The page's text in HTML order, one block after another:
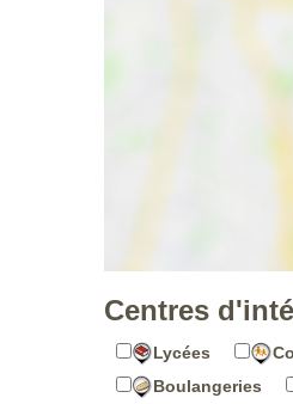
Centres
Lycées
Boulangeries